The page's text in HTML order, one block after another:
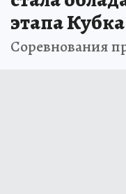
этапа
Соревнования